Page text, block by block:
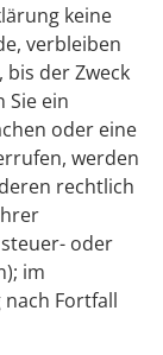
keine
verbleiben
der Zweck
Sie ein
oder eine
werden
rechtlich
oder
im
Fortfall